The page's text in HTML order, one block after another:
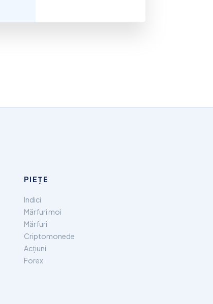
PIEȚE
Indici
Mărfuri moi
Mărfuri
Criptomonede
Acțiuni
Forex